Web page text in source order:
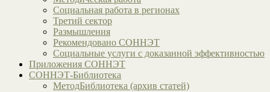
Социальная работа в регионах
Третий сектор
Размышления
Рекомендовано СОННЭТ
Социальные услуги с доказанной эффективностью
Приложения СОННЭТ
СОННЭТ-Библиотека
МетодБиблиотека (архив статей)